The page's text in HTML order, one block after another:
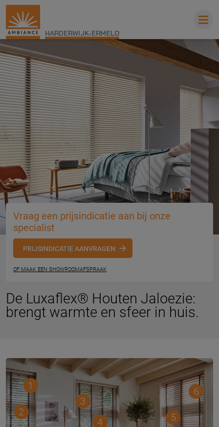
HARDERWIJK-ERMELO
Vraag een prijsindicatie aan bij onze
specialist
PRIJSINDICATIE AANVRAGEN
OF MAAK EEN SHOWROOMAFSPRAAK
De Luxaflex® Houten Jaloezie:
brengt warmte en sfeer in huis.
1
2
3
4
5
6